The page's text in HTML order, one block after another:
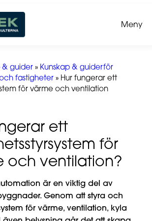
Meny
& guider » Kunskap & guiderför
fastigheter » Hur fungerar ett
för värme och ventilation
ett
för
och ventilation?
är en viktig del av
Genom att styra och
för värme, ventilation, kyla